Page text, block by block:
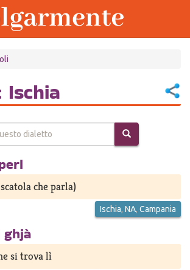
Ischia
che parla)
Ischia, NA, Campania
si trova lì